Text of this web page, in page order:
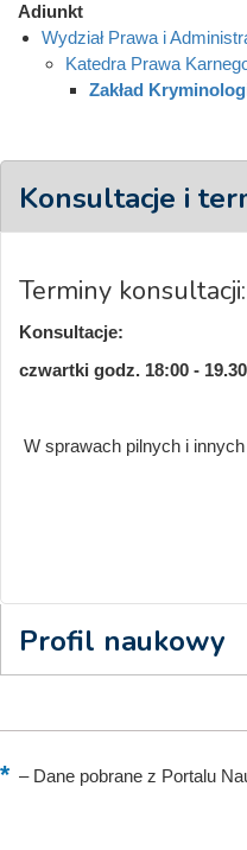
Adiunkt
Wydział Prawa i
Katedra Prawa
Zakład
Konsultacje i
Terminy konsultacji:
Konsultacje:
czwartki godz. 18:00 - 19.30
W sprawach pilnych i
Profil naukowy
–Dane pobrane z Portalu